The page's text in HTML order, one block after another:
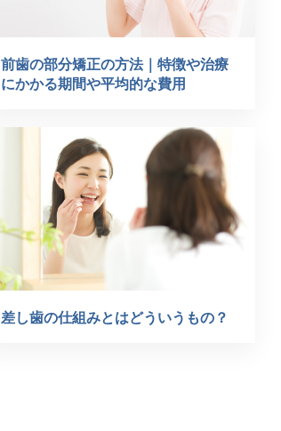
前歯の部分矯正の方法｜特徴や治療
にかかる期間や平均的な費用
差し歯の仕組みとはどういうもの？